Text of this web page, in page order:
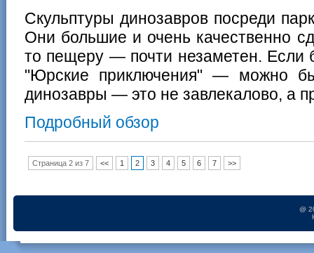
Скульптуры динозавров посреди
Они большие и очень качественно
то пещеру — почти незаметен. Если
"Юрские приключения" — можно
динозавры — это не завлекалово, а
Подробный обзор
Страница 2 из 7 << 1 2 3 4 5 6 7 >>
@